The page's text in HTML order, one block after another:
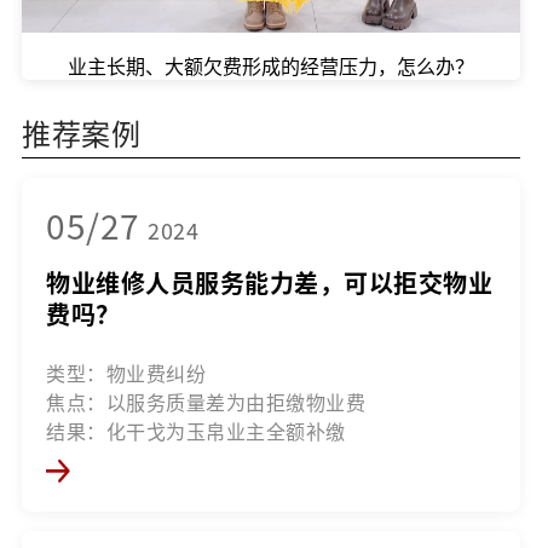
业主长期、大额欠费形成的经营压力，怎么办？
推荐案例
05/27 2024
物业维修人员服务能力差，可以拒交物业
费吗？
类型：物业费纠纷
焦点：以服务质量差为由拒缴物业费
结果：化干戈为玉帛业主全额补缴